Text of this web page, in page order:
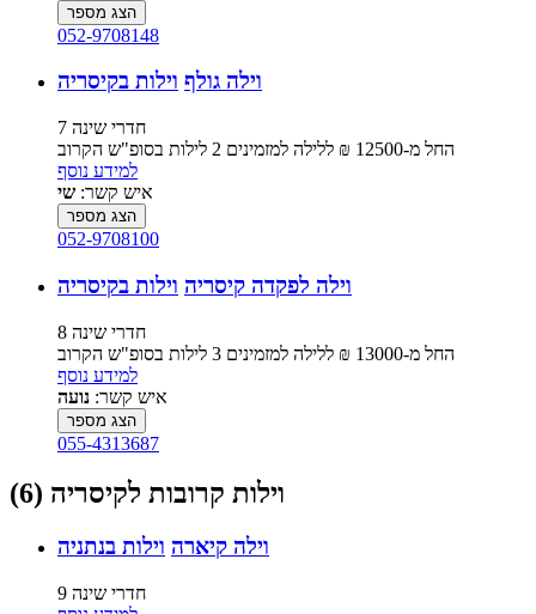
הצג מספר
052-9708148
וילה גולף וילות בקיסריה
7 חדרי שינה
החל מ-‏12500 ₪ ללילה למזמינים 2 לילות בסופ"ש הקרוב
למידע נוסף
איש קשר: שי
הצג מספר
052-9708100
וילה לפקדה קיסריה וילות בקיסריה
8 חדרי שינה
החל מ-‏13000 ₪ ללילה למזמינים 3 לילות בסופ"ש הקרוב
למידע נוסף
איש קשר: נועה
הצג מספר
055-4313687
וילות קרובות לקיסריה (6)
וילה קיארה וילות בנתניה
9 חדרי שינה